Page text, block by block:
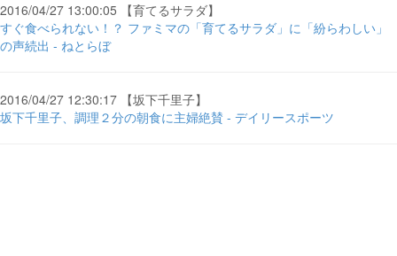
2016/04/27 13:00:05 【育てるサラダ】
すぐ食べられない！？ ファミマの「育てるサラダ」に「紛らわしい」
の声続出 - ねとらぼ
2016/04/27 12:30:17 【坂下千里子】
坂下千里子、調理２分の朝食に主婦絶賛 - デイリースポーツ